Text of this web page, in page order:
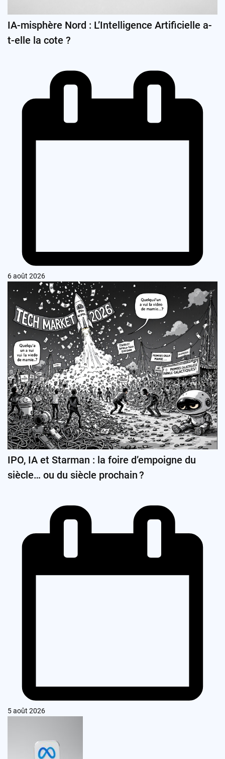
IA-misphère Nord : L’Intelligence Artificielle a-
t-elle la cote ?
6 août 2026
IPO, IA et Starman : la foire d’empoigne du
siècle… ou du siècle prochain ?
5 août 2026